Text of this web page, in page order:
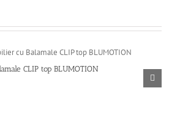
CLIP top BLUMOTION